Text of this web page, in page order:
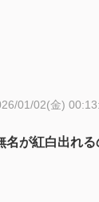
01/02(金)
名が紅白出れ